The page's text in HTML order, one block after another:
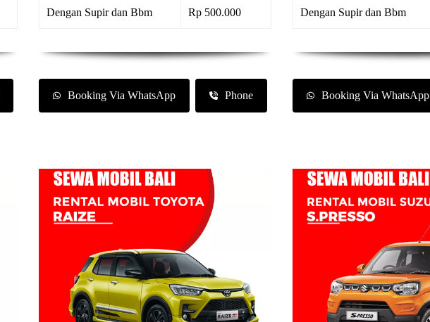
Dengan Supir dan Bbm Rp 500.000
Booking Via WhatsApp Phone
Dengan Supir dan Bbm
Booking Via WhatsApp